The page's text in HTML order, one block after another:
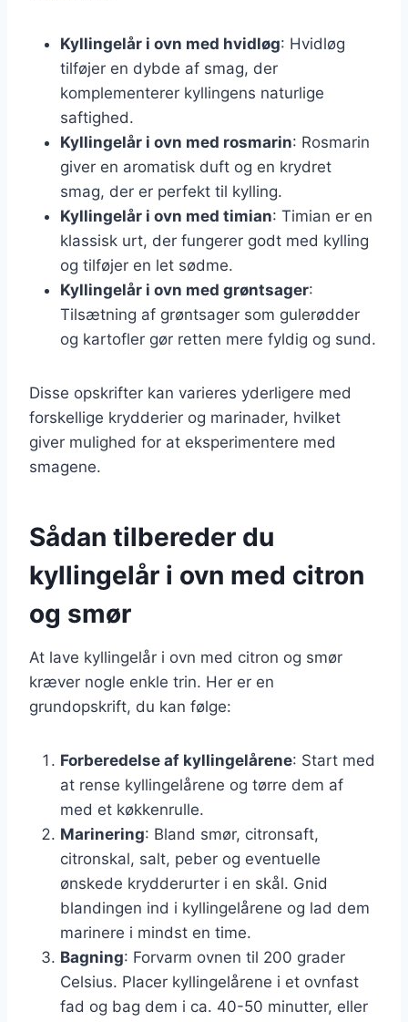
Kyllingelår i ovn med hvidløg: Hvidløg
tilføjer en dybde af smag, der
komplementerer kyllingens naturlige
saftighed.
Kyllingelår i ovn med rosmarin: Rosmarin
giver en aromatisk duft og en krydret
smag, der er perfekt til kylling.
Kyllingelår i ovn med timian: Timian er en
klassisk urt, der fungerer godt med kylling
og tilføjer en let sødme.
Kyllingelår i ovn med grøntsager:
Tilsætning af grøntsager som gulerødder
og kartofler gør retten mere fyldig og sund.
Disse opskrifter kan varieres yderligere med
forskellige krydderier og marinader, hvilket
giver mulighed for at eksperimentere med
smagene.
Sådan tilbereder du
kyllingelår i ovn med citron
og smør
At lave kyllingelår i ovn med citron og smør
kræver nogle enkle trin. Her er en
grundopskrift, du kan følge:
Forberedelse af kyllingelårene: Start med
at rense kyllingelårene og tørre dem af
med et køkkenrulle.
Marinering: Bland smør, citronsaft,
citronskal, salt, peber og eventuelle
ønskede krydderurter i en skål. Gnid
blandingen ind i kyllingelårene og lad dem
marinere i mindst en time.
Bagning: Forvarm ovnen til 200 grader
Celsius. Placer kyllingelårene i et ovnfast
fad og bag dem i ca. 40-50 minutter, eller